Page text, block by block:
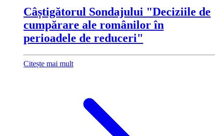
Câștigătorul Sondajului "Deciziile de
cumpărare ale românilor în
perioadele de reduceri"
Citește mai mult